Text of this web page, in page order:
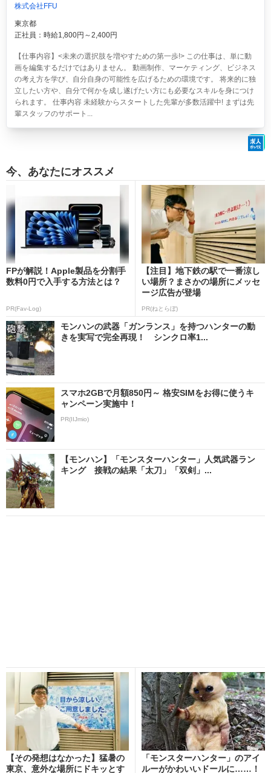
株式会社FFU
東京都
正社員：時給1,800円～2,400円
【仕事内容】<未来の選択肢を増やすための第一歩!> この仕事は、単に動
画を編集するだけではありません。 動画制作、マーケティング、ビジネス
の考え方を学び、自分自身の可能性を広げるための環境です。 将来的に独
立したい方や、自分で何かを成し遂げたい方にも必要なスキルを身につけ
られます。 仕事内容 未経験からスタートした先輩が多数活躍中! まずは先
輩スタッフのサポート...
今、あなたにオススメ
FPが解説！Apple製品を分割手
数料0円で入手する方法とは？
PR(Fav-Log)
【注目】地下鉄の駅で一番涼し
い場所？まさかの場所にメッセ
ージ広告が登場
PR(ねとらぼ)
モンハンの武器「ガンランス」を持つハンターの動
きを実写で完全再現！ シンクロ率1...
スマホ2GBで月額850円～ 格安SIMをお得に使うキ
ャンペーン実施中！
PR(IIJmio)
【モンハン】「モンスターハンター」人気武器ラン
キング 接戦の結果「太刀」「双剣」...
【その発想はなかった】猛暑の
東京、意外な場所にドキッとす
「モンスターハンター」のアイ
ルーがかわいいドールに……！